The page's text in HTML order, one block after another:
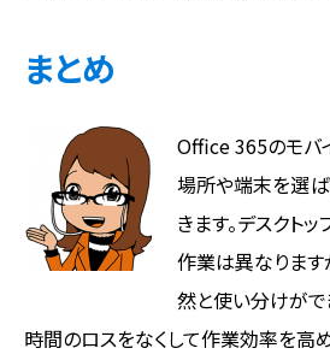
まとめ
Office 365のモバ
場所や端末を選
きます。デスクト
作業は異なります
然と使い分けがで
時間のロスをなくして作業効率を高